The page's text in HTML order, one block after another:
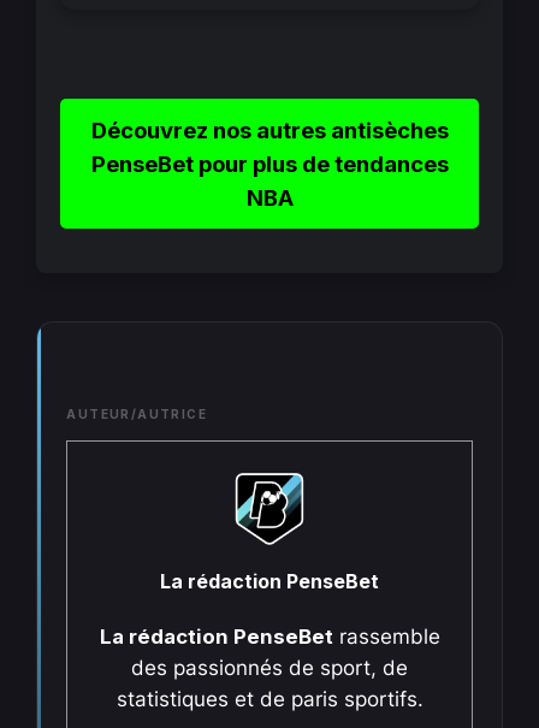
Découvrez nos autres antisèches
PenseBet pour plus de tendances
NBA
AUTEUR/AUTRICE
La rédaction PenseBet
La rédaction PenseBetrassemble
des passionnés de sport, de
statistiques et de paris sportifs.